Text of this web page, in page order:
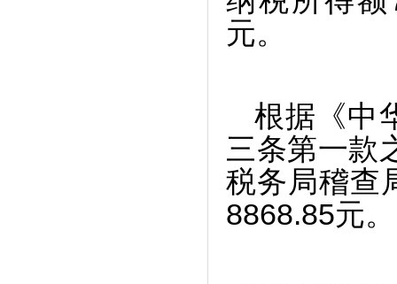
元。
根据《中
三条第一款
税务局稽查
8868.85元。